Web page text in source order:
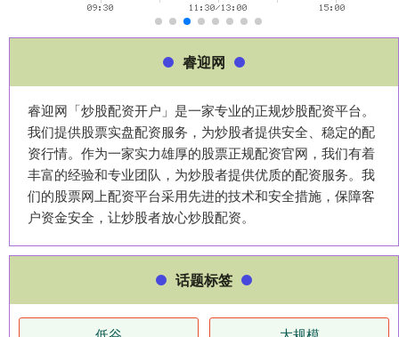
睿迎网
睿迎网「炒股配资开户」是一家专业的正规炒股配资平台。
我们提供股票实盘配资服务，为炒股者提供安全、稳定的配
资行情。作为一家实力雄厚的股票正规配资官网，我们有着
丰富的经验和专业团队，为炒股者提供优质的配资服务。我
们的股票网上配资平台采用先进的技术和安全措施，保障客
户资金安全，让炒股者放心炒股配资。
话题标签